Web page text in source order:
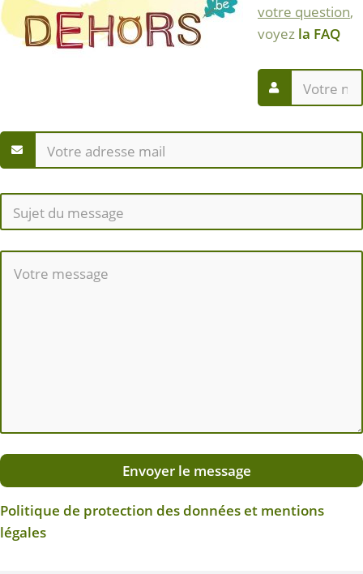
votre question,
voyez la FAQ
Envoyer le message
Politique de protection des données et mentions
légales